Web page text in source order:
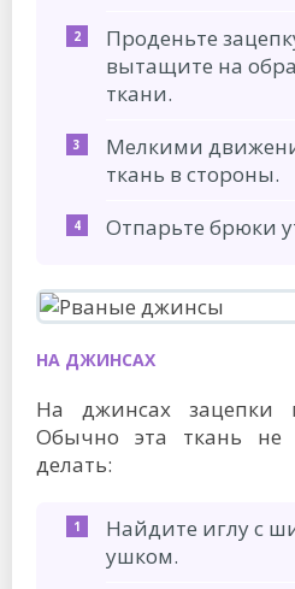
Проденьте
вытащите на
ткани.
Мелкими
ткань в стороны.
Отпарьте брюки
НА ДЖИНСАХ
На джинсах зацепки
Обычно эта ткань не
делать:
Найдите иглу с
ушком.